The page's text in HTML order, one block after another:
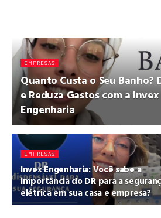
EMPRESAS
Quanto Custa o Seu Banho?
e Reduza Gastos com a Invex
Engenharia
EMPRESAS
Invex Engenharia: Você sabe a
importância do DR para a
elétrica em sua casa e empresa?